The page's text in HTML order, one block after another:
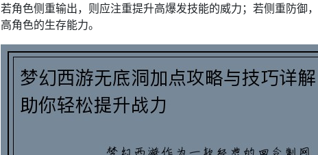
若角色侧重输出，则应注重提升高爆发技能的威力；若侧重防御
高角色的生存能力。